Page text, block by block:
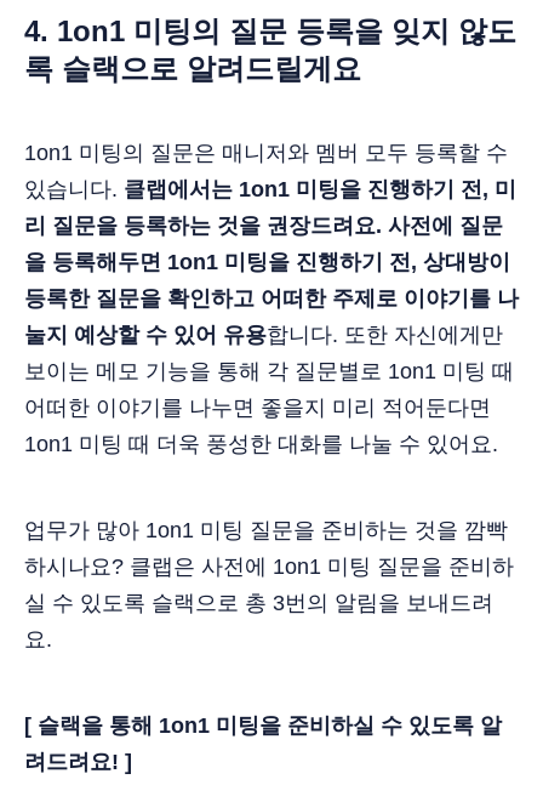
4. 1on1 미팅의 질문 등록을 잊지 않도
록 슬랙으로 알려드릴게요
1on1 미팅의 질문은 매니저와 멤버 모두 등록할 수
있습니다. 클랩에서는 1on1 미팅을 진행하기 전, 미
리 질문을 등록하는 것을 권장드려요. 사전에 질문
을 등록해두면 1on1 미팅을 진행하기 전, 상대방이
등록한 질문을 확인하고 어떠한 주제로 이야기를 나
눌지 예상할 수 있어 유용합니다. 또한 자신에게만
보이는 메모 기능을 통해 각 질문별로 1on1 미팅 때
어떠한 이야기를 나누면 좋을지 미리 적어둔다면
1on1 미팅 때 더욱 풍성한 대화를 나눌 수 있어요.
업무가 많아 1on1 미팅 질문을 준비하는 것을 깜빡
하시나요? 클랩은 사전에 1on1 미팅 질문을 준비하
실 수 있도록 슬랙으로 총 3번의 알림을 보내드려
요.
[ 슬랙을 통해 1on1 미팅을 준비하실 수 있도록 알
려드려요! ]